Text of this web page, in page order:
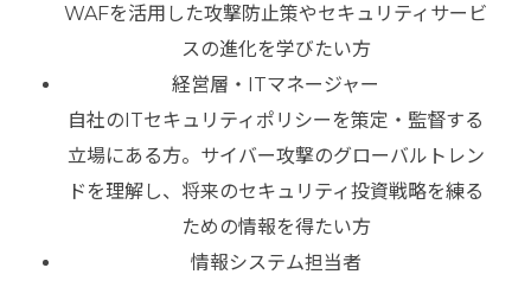
WAFを活用した攻撃防止策やセキュリティサービ
スの進化を学びたい方
経営層・ITマネージャー
自社のITセキュリティポリシーを策定・監督する
立場にある方。サイバー攻撃のグローバルトレン
ドを理解し、将来のセキュリティ投資戦略を練る
ための情報を得たい方
情報システム担当者